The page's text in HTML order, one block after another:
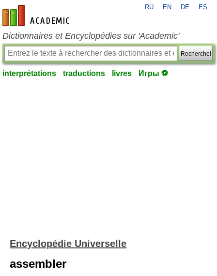
fr-academic.com
RU EN DE ES
Dictionnaires et Encyclopédies sur 'Academic'
Recherche!
interprétations traductions livres Игры ⚽
Encyclopédie Universelle
assembler